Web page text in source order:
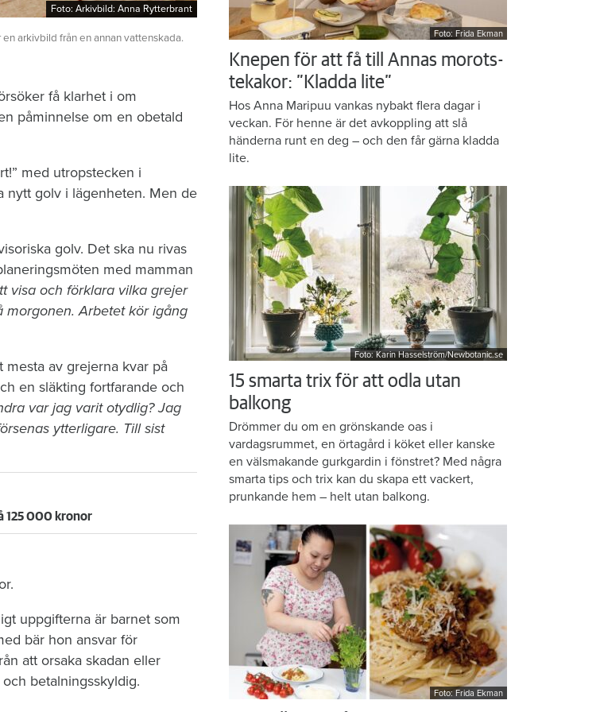
Foto: Arkivbild: Anna Rytterbrant
Foto: Arkivbild: Anna Rytterbrant
arkivbild från en annan vattenskada.
få klarhet i om
påminnelse om en obetald
med utropstecken i
nytt golv i lägenheten. Men de
golv. Det ska nu rivas
med mamman
visa och förklara vilka grejer
morgonen. Arbetet kör igång
av grejerna kvar på
en släkting fortfarande och
var jag varit otydlig? Jag
ytterligare. Till sist
125 000 kronor
uppgifterna är barnet som
bär hon ansvar för
att orsaka skadan eller
betalningsskyldig.
Foto: Frida Ekman
Knepen för att få till Annas morots-
tekakor: ”Kladda lite”
Hos Anna Maripuu vankas nybakt flera dagar i
veckan. För henne är det avkoppling att slå
händerna runt en deg – och den får gärna kladda
lite.
Foto: Karin Hasselström/Newbotanic.se
15 smarta trix för att odla utan
balkong
Drömmer du om en grönskande oas i
vardagsrummet, en örtagård i köket eller kanske
en välsmakande gurkgardin i fönstret? Med några
smarta tips och trix kan du skapa ett vackert,
prunkande hem – helt utan balkong.
Foto: Frida Ekman